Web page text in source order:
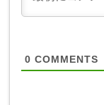
0 COMMENTS